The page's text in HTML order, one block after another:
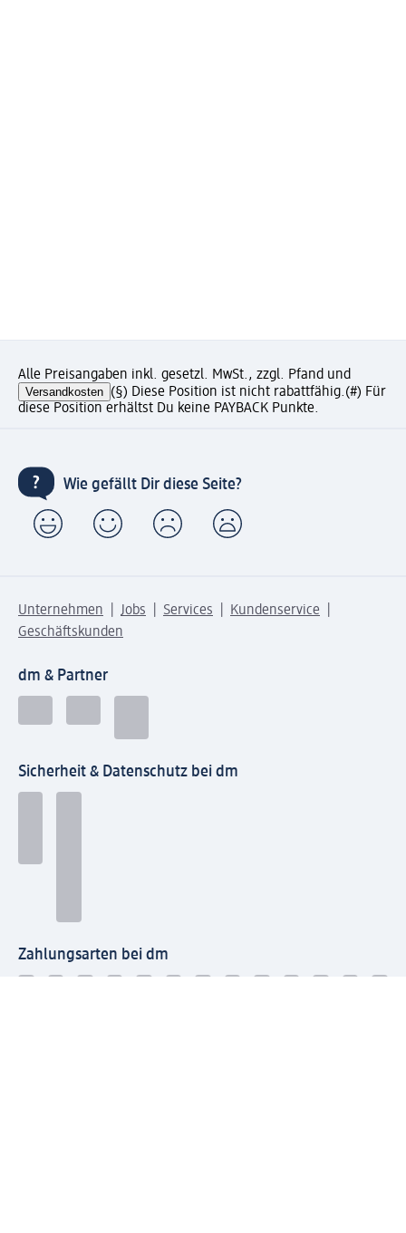
Alle Preisangaben inkl. gesetzl. MwSt., zzgl. Pfand und
Versandkosten (§) Diese Position ist nicht rabattfähig.(#) Für
diese Position erhältst Du keine PAYBACK Punkte.
Wie gefällt Dir diese Seite?
Unternehmen Jobs Services
Kundenservice
Geschäftskunden
dm & Partner
Sicherheit & Datenschutz bei dm
Zahlungsarten bei dm